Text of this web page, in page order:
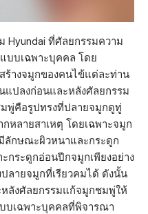
Hyundai ที่ศัลยกรรมความ
แบบเฉพาะบุคคล โดย
ร้างจมูกของคนไข้แต่ละท่าน
แปลงก่อนและหลังศัลยกรรม
พู่คือรูปทรงที่ปลายจมูกดูทู่
หลายสาเหตุ โดยเฉพาะจมูก
ลักษณะผิวหนาและกระดูก
กระดูกอ่อนปีกจมูกเพียงอย่าง
ลายจมูกที่เรียวคมได้ ดังนั้น
หลังศัลยกรรมแก้จมูกชมพู่ให้
บเฉพาะบุคคลที่พิจารณา